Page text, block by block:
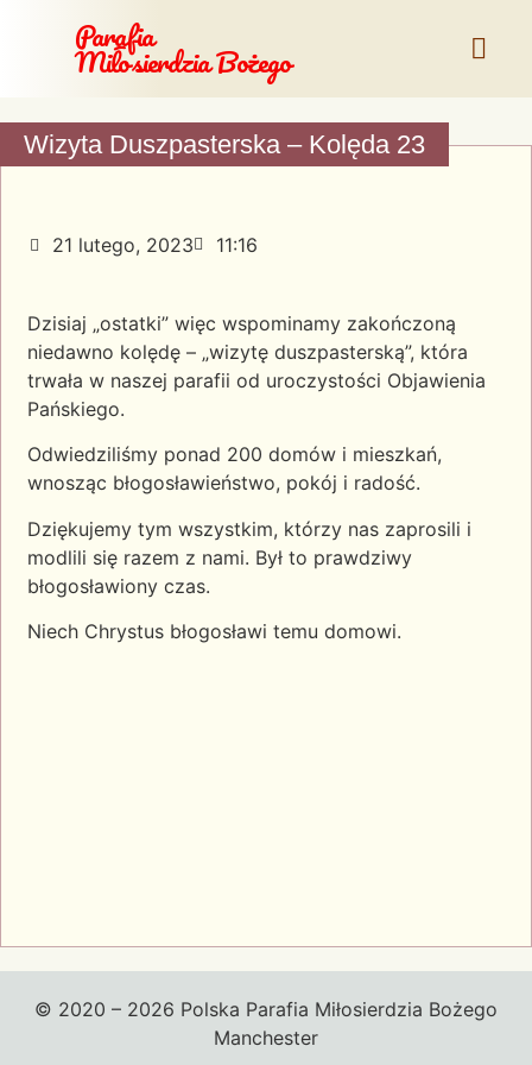
Parafia
Miłosierdzia Bożego
Wizyta Duszpasterska – Kolęda 23
21 lutego, 2023 11:16
Dzisiaj „ostatki” więc wspominamy zakończoną
niedawno kolędę – „wizytę duszpasterską”, która
trwała w naszej parafii od uroczystości Objawienia
Pańskiego.
Odwiedziliśmy ponad 200 domów i mieszkań,
wnosząc błogosławieństwo, pokój i radość.
Dziękujemy tym wszystkim, którzy nas zaprosili i
modlili się razem z nami. Był to prawdziwy
błogosławiony czas.
Niech Chrystus błogosławi temu domowi.
© 2020 – 2026 Polska Parafia Miłosierdzia Bożego
Manchester